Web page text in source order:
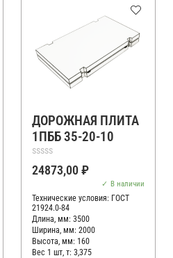
ДОРОЖНАЯ ПЛИТА
1ПББ 35-20-10
Оценка
0
24873,00₽
В наличии
Технические условия: ГОСТ
21924.0-84
Длина, мм: 3500
Ширина, мм: 2000
Высота, мм: 160
Вес 1 шт, т: 3,375